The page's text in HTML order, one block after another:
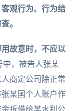
观行为、行为结
。
故意时，不应以
，被告人张某
商定公司除正常
某国个人账户作